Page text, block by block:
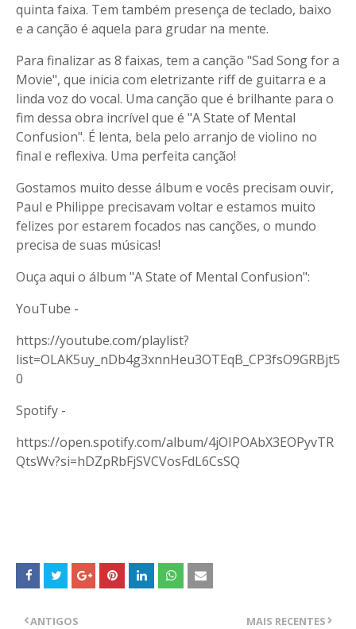
quinta faixa. Tem também presença de teclado, baixo
e a canção é aquela para grudar na mente.
Para finalizar as 8 faixas, tem a canção "Sad Song for a
Movie", que inicia com eletrizante riff de guitarra e a
linda voz do vocal. Uma canção que é brilhante para o
fim dessa obra incrível que é "A State of Mental
Confusion". É lenta, bela pelo arranjo de violino no
final e reflexiva. Uma perfeita canção!
Gostamos muito desse álbum e vocês precisam ouvir,
Paul e Philippe precisavam voltar e estamos muito
felizes por estarem focados nas canções, o mundo
precisa de suas músicas!
Ouça aqui o álbum "A State of Mental Confusion":
YouTube -
https://youtube.com/playlist?
list=OLAK5uy_nDb4g3xnnHeu3OTEqB_CP3fsO9GRBjt5
0
Spotify -
https://open.spotify.com/album/4jOIPOAbX3EOPyvTR
QtsWv?si=hDZpRbFjSVCVosFdL6CsSQ
MAIS RECENTES
ANTIGOS